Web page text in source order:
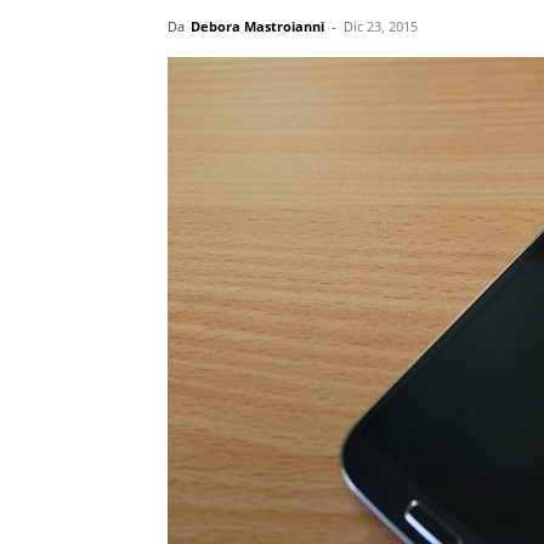
Da Debora Mastroianni - Dic 23, 2015